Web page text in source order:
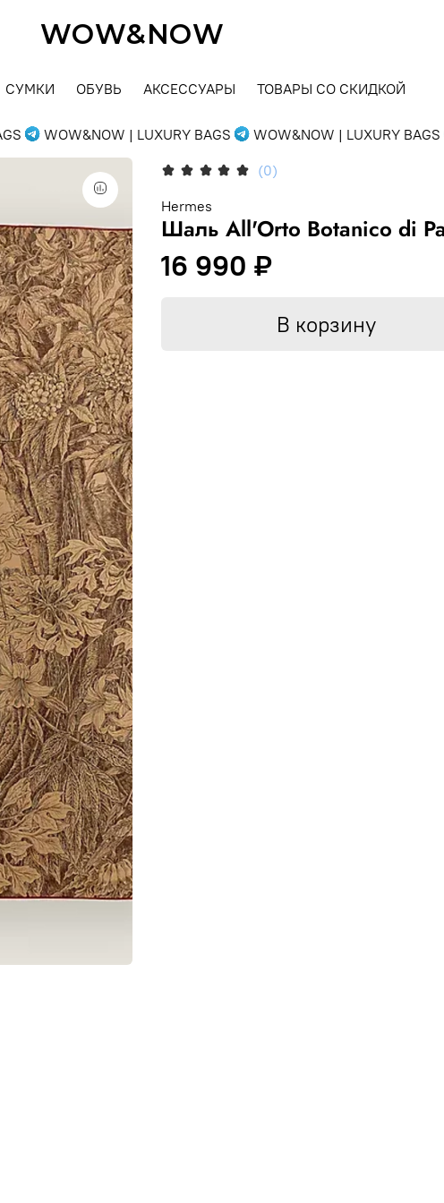
WOW&NOW
СУМКИ ОБУВЬ АКСЕССУАРЫ ТОВАРЫ СО СКИДКОЙ
WOW&NOW | LUXURY BAGS WOW&NOW | LUXURY BAGS
(0)
Hermes
Шаль All'Orto Botanico di
16 990 ₽
В корзину